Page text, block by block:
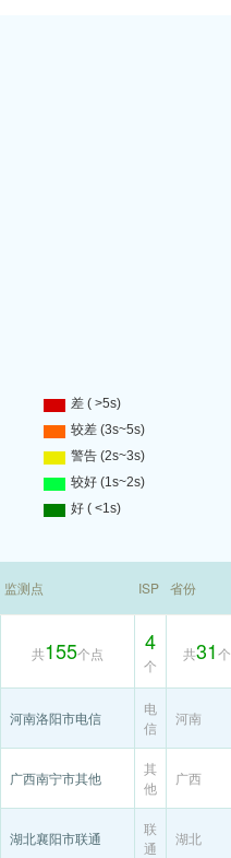
监测点 ISP 省份
共155个点 4
个
共31个
河南洛阳市电信
电
信
河南
广西南宁市其他
其
他
广西
湖北襄阳市联通
联
通
湖北